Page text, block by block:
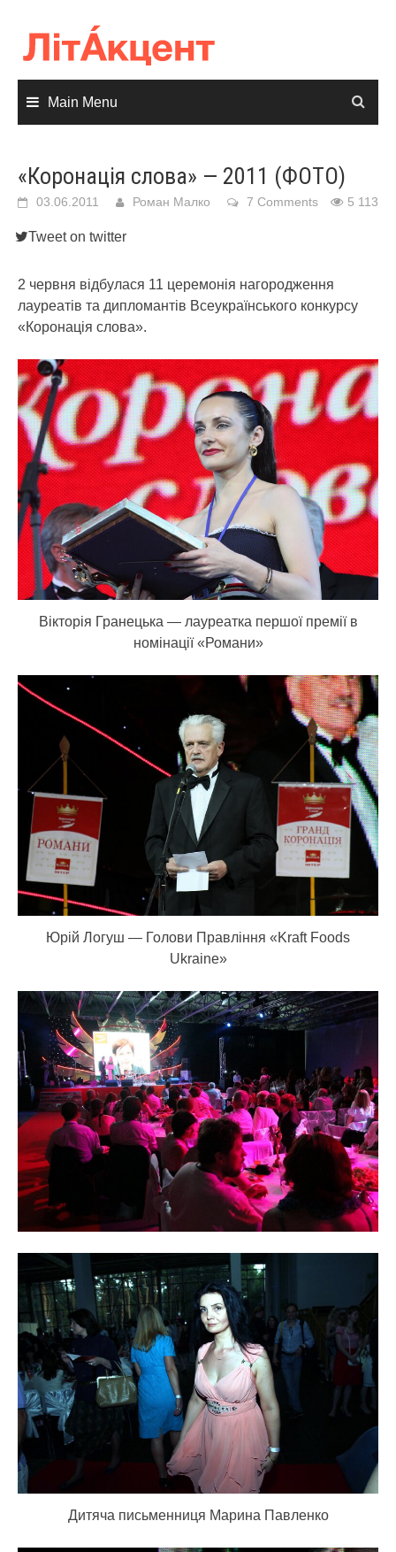
content
Main Menu
«Коронація слова» — 2011 (ФОТО)
03.06.2011 Роман Малко 7 Comments 5 113
Tweet on twitter
2 червня відбулася 11 церемонія нагородження
лауреатів та дипломантів Всеукраїнського конкурсу
«Коронація слова».
Вікторія Гранецька — лауреатка першої премії в
номінації «Романи»
Юрій Логуш — Голови Правління «Kraft Foods
Ukraine»
Дитяча письменниця Марина Павленко